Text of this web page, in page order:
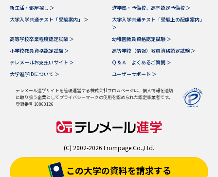
この大学の資料を請求する
新生活・部屋探し ＞
進学塾・予備校、高卒認定予備校 ＞
大学入学共通テスト「受験案内」 ＞
大学入学共通テスト「受験上の配慮案内」
＞
高等学校卒業程度認定試験 ＞
幼稚園教員資格認定試験 ＞
小学校教員資格認定試験 ＞
高等学校（情報）教員資格認定試験 ＞
テレメールお支払いサイト ＞
Ｑ＆Ａ よくあるご質問 ＞
大学進学IDについて ＞
ユーザーサポート ＞
テレメール進学サイトを管理運営する株式会社フロムページは、個人情報を適切
に取り扱う企業としてプライバシーマークの使用を認められた認定事業者です。
登録番号 10860126
(C) 2002-2026 Frompage.Co.,Ltd.